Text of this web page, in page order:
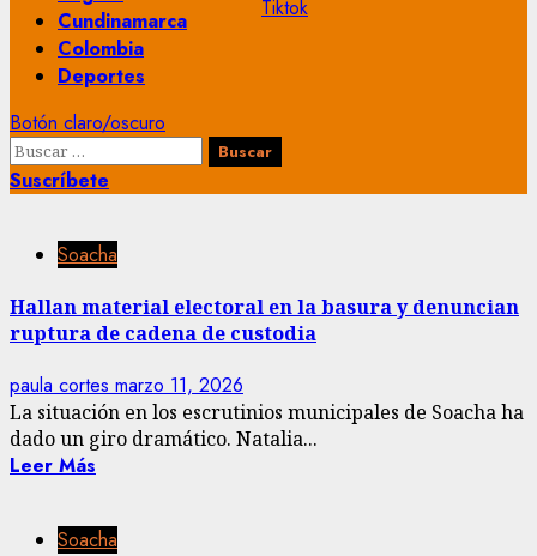
Cundinamarca
Colombia
Deportes
Botón claro/oscuro
Buscar:
Suscríbete
Soacha
Hallan material electoral en la basura y denuncian
ruptura de cadena de custodia
paula cortes marzo 11, 2026
La situación en los escrutinios municipales de Soacha ha
dado un giro dramático. Natalia...
Leer Más
Soacha